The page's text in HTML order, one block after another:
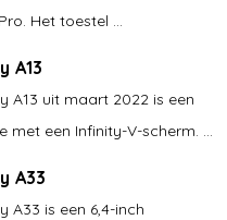
Het toestel ...
A13
A13 uit maart 2022 is een
met een Infinity-V-scherm. ...
A33
A33 is een 6,4-inch